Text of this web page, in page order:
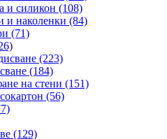
и силикон (108)
и наколенки (84)
(71)
(223)
(184)
на стени (151)
(56)
(129)